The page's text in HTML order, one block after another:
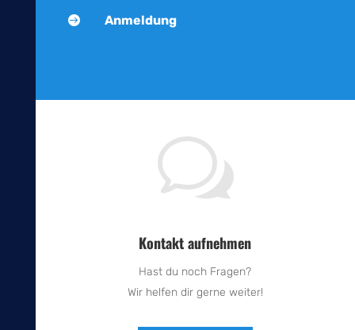
 Anmeldung
w
Kontakt aufnehmen
Hast du noch Fragen?
Wir helfen dir gerne weiter!